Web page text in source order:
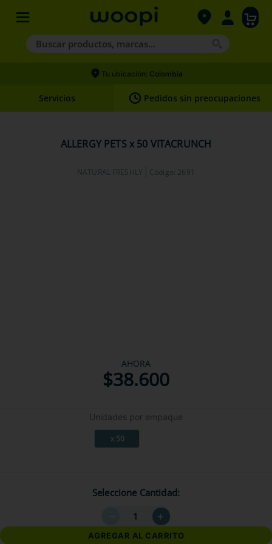
Buscar productos, marcas...
Términos más buscados
2.
nexgard
Tu ubicación: Colombia
Servicios Pedidos sin preocupaciones
ALLERGY PETS x 50 VITACRUNCH
NATURAL FRESHLY Código: 2691
AHORA
$38.600
Unidades por empaque
x 50
Seleccione Cantidad
＋
AGREGAR AL CARRITO